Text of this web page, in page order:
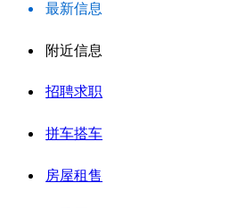
最新信息
附近信息
招聘求职
拼车搭车
房屋租售